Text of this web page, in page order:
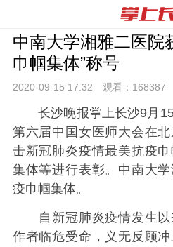
中南大学湘雅二医院
巾帼集体”称号
2020-09-15 17:32 观看： 168387
长沙晚报掌上长沙9月15
第六届中国女医师大会在
击新冠肺炎疫情最美抗疫
集体等进行表彰。中南大
疫巾帼集体。
自新冠肺炎疫情发生以
作者临危受命，义无反顾